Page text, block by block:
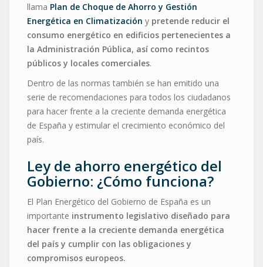
llama Plan de Choque de Ahorro y Gestión
Energética en Climatización y pretende reducir el
consumo energético en edificios pertenecientes a
la Administración Pública, así como recintos
públicos y locales comerciales.
Dentro de las normas también se han emitido una
serie de recomendaciones para todos los ciudadanos
para hacer frente a la creciente demanda energética
de España y estimular el crecimiento económico del
país.
Ley de ahorro energético del
Gobierno: ¿Cómo funciona?
El Plan Energético del Gobierno de España es un
importante instrumento legislativo diseñado para
hacer frente a la creciente demanda energética
del país y cumplir con las obligaciones y
compromisos europeos.